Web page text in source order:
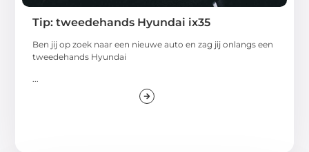
Tip: tweedehands Hyundai ix35
Ben jij op zoek naar een nieuwe auto en zag jij onlangs een
tweedehands Hyundai
...